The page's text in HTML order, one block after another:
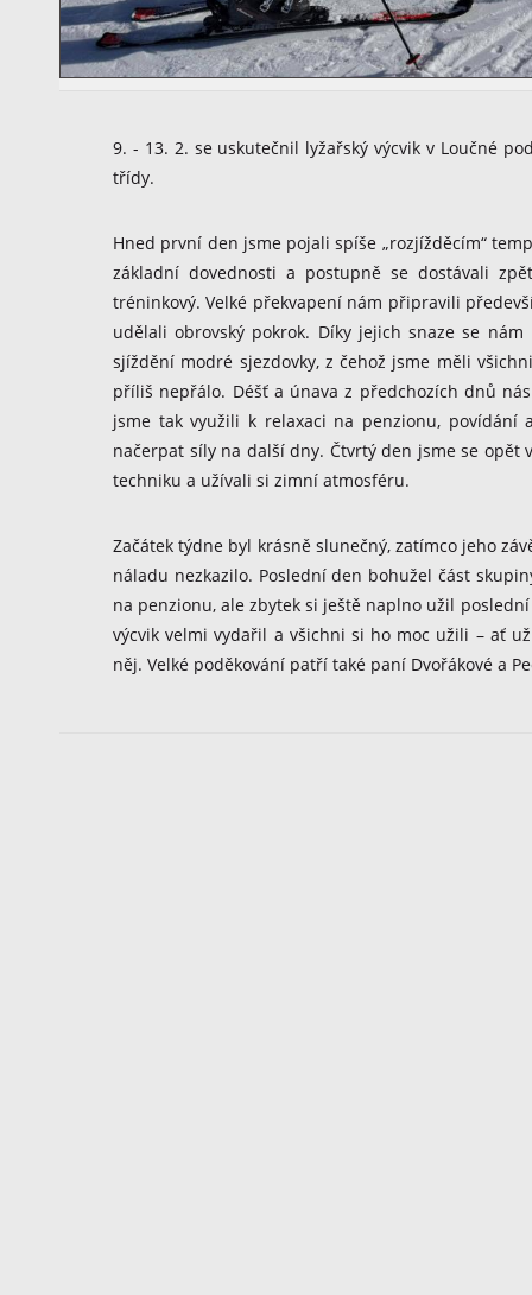
9. - 13. 2. se uskutečnil lyžařský výcvik v Loučné
třídy.
Hned první den jsme pojali spíše „rozjížděcím“
základní dovednosti a postupně se dostávali
tréninkový. Velké překvapení nám připravili
udělali obrovský pokrok. Díky jejich snaze se
sjíždění modré sjezdovky, z čehož jsme měli
příliš nepřálo. Déšť a únava z předchozích dnů
jsme tak využili k relaxaci na penzionu, povídání
načerpat síly na další dny. Čtvrtý den jsme se opět
techniku a užívali si zimní atmosféru.
Začátek týdne byl krásně slunečný, zatímco jeho
náladu nezkazilo. Poslední den bohužel část
na penzionu, ale zbytek si ještě naplno užil
výcvik velmi vydařil a všichni si ho moc užili – ať
něj. Velké poděkování patří také paní Dvořákové a